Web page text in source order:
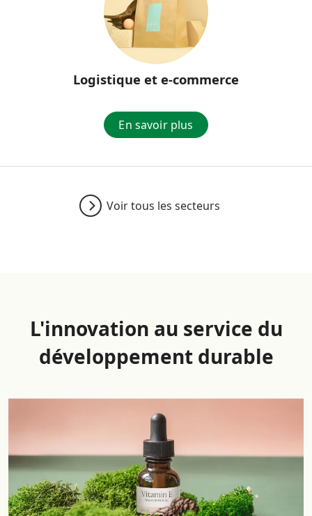
Logistique et e-commerce
En savoir plus
Voir tous les secteurs
L'innovation au service du
développement durable